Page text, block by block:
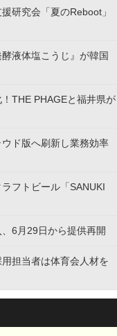
研究会「夏のReboot」
液体塩こうじ』が韓国
THE PHAGEと福井県が
ド版へ刷新し業務効率
フトビール「SANUKI
6月29日から提供再開
担当者は体育会人材を